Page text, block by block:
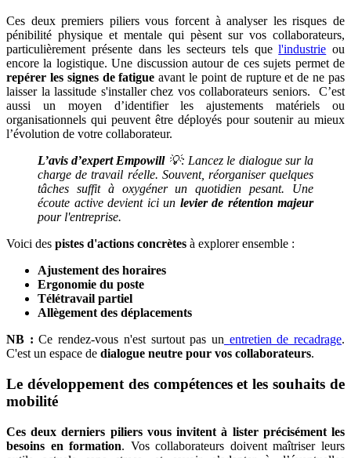
Ces deux premiers piliers vous forcent à analyser les risques de
pénibilité physique et mentale qui pèsent sur vos collaborateurs,
particulièrement présente dans les secteurs tels quel'industrie ou
encore la logistique. Une discussion autour de ces sujets permet de
repérer les signes de fatigue avant le point de rupture et de ne pas
laisser la lassitude s'installer chez vos collaborateurs seniors. C’est
aussi un moyen d’identifier les ajustements matériels ou
organisationnels qui peuvent être déployés pour soutenir au mieux
l’évolution de votre collaborateur.
L’avis d’expert Empowill💡: Lancez le dialogue sur la
charge de travail réelle. Souvent, réorganiser quelques
tâches suffit à oxygéner un quotidien pesant. Une
écoute active devient ici un levier de rétention majeur
pour l'entreprise.
Voici des pistes d'actions concrètes à explorer ensemble :
Ajustement des horaires
Ergonomie du poste
Télétravail partiel
Allègement des déplacements
NB :Ce rendez-vous n'est surtout pas un entretien de recadrage.
C'est un espace de dialogue neutre pour vos collaborateurs.
Le développement des compétences et les souhaits de
mobilité
Ces deux derniers piliers vous invitent à lister précisément les
besoins en formation. Vos collaborateurs doivent maîtriser leurs